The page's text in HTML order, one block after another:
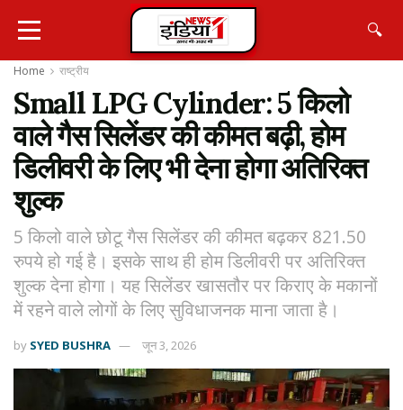
🔍
Home राष्ट्रीय
Small LPG Cylinder: 5 किलो
वाले गैस सिलेंडर की कीमत बढ़ी, होम
डिलीवरी के लिए भी देना होगा अतिरिक्त
शुल्क
5 किलो वाले छोटू गैस सिलेंडर की कीमत बढ़कर 821.50
रुपये हो गई है। इसके साथ ही होम डिलीवरी पर अतिरिक्त
शुल्क देना होगा। यह सिलेंडर खासतौर पर किराए के मकानों
में रहने वाले लोगों के लिए सुविधाजनक माना जाता है।
by SYED BUSHRA जून 3, 2026